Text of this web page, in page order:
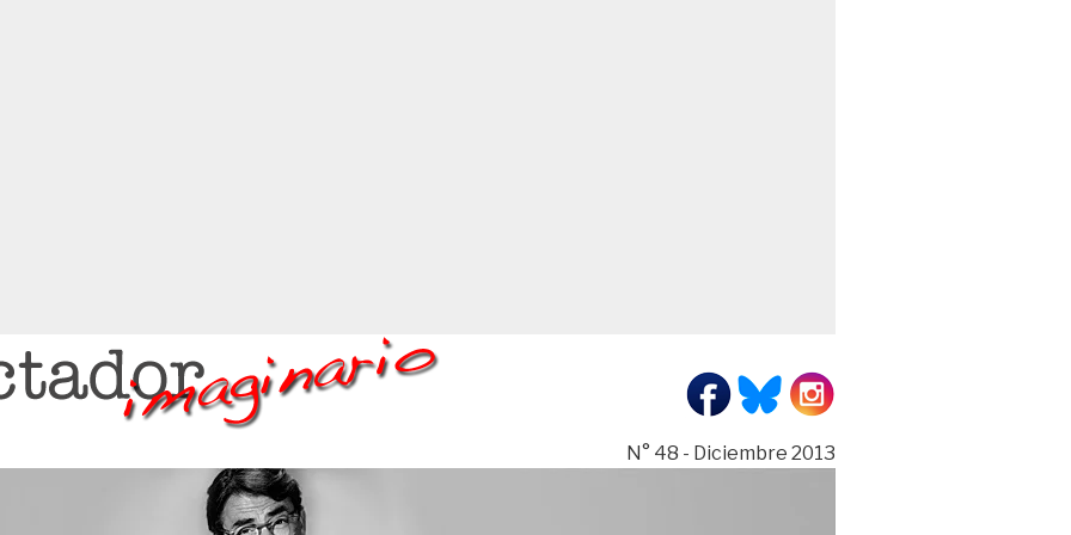
N° 48 - Diciembre 2013